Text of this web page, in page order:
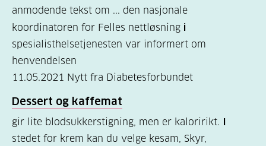
Kosthold
og
oppskrifter
oss
(302)
anmodende tekst om ... den nasjonale
koordinatoren for Felles nettløsning i
spesialisthelsetjenesten var informert om
henvendelsen
11.05.2021 Nytt fra Diabetesforbundet
Dessert og kaffemat
gir lite blodsukkerstigning, men er kaloririkt. I
stedet for krem kan du velge kesam, Skyr,